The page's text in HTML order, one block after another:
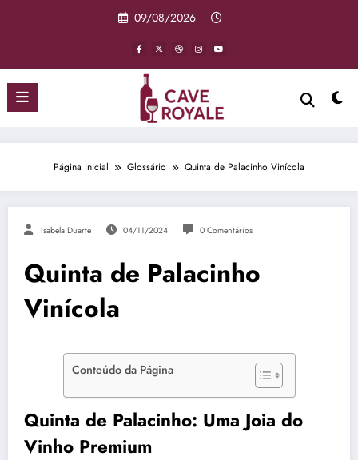
09/08/2026
Página inicial Glossário Quinta de Palacinho Vinícola
Isabela Duarte 04/11/2024 0 Comentários
Quinta de Palacinho
Vinícola
Conteúdo da Página
Quinta de Palacinho: Uma Joia do
Vinho Premium